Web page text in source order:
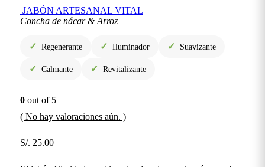
JABÓN ARTESANAL VITAL
Concha de nácar & Arroz
✓ Regenerante ✓ Iluminador ✓ Suavizante
✓ Calmante ✓ Revitalizante
0out of 5
( No hay valoraciones aún. )
S/. 25.00